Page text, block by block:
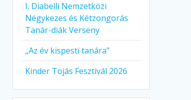
I. Diabelli Nemzetközi
Négykezes és Kétzongorás
Tanár-diák Verseny
„Az év kispesti tanára”
Kinder Tojás Fesztivál 2026